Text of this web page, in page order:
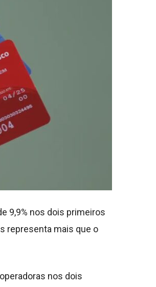
9,9% nos dois primeiros
representa mais que o
nos dois